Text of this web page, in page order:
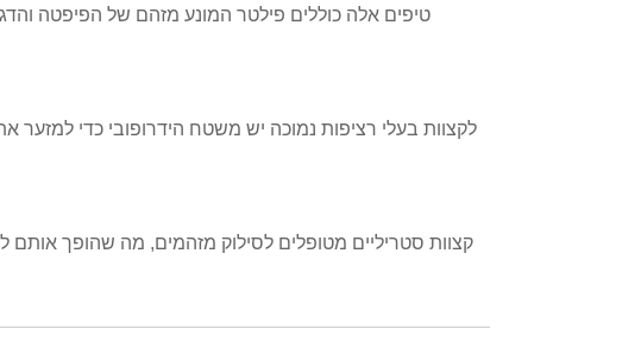
טיפים אלה כוללים פילטר המונע מזהם של הפיפטה
לקצוות בעלי רציפות נמוכה יש משטח הידרופובי כדי למזער
קצוות סטריליים מטופלים לסילוק מזהמים, מה שהופך אותם